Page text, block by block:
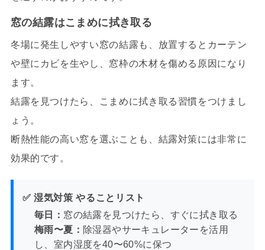
窓の結露はこまめに拭き取る
冬場に発生しやすい窓の結露も、放置するとカーテン
や壁にカビを生やし、窓枠の木材を傷める原因になり
ます。
結露を見つけたら、こまめに拭き取る習慣をつけまし
ょう。
断熱性能の高い窓を選ぶことも、結露対策には非常に
効果的です。
✅ 湿気対策 やることリスト
毎日： 窓の結露を見つけたら、すぐに拭き取る
梅雨〜夏： 除湿器やサーキュレーターを活用
し、室内湿度を40〜60%に保つ